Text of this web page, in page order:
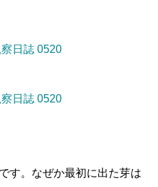
す。なぜか最初に出た芽は